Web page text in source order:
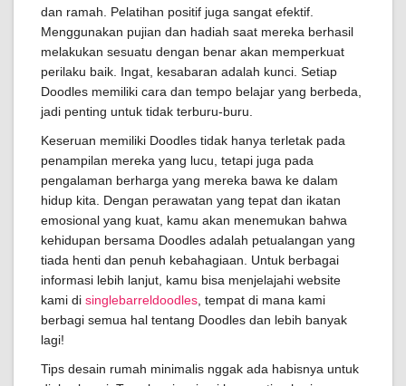
dan ramah. Pelatihan positif juga sangat efektif.
Menggunakan pujian dan hadiah saat mereka berhasil
melakukan sesuatu dengan benar akan memperkuat
perilaku baik. Ingat, kesabaran adalah kunci. Setiap
Doodles memiliki cara dan tempo belajar yang berbeda,
jadi penting untuk tidak terburu-buru.
Keseruan memiliki Doodles tidak hanya terletak pada
penampilan mereka yang lucu, tetapi juga pada
pengalaman berharga yang mereka bawa ke dalam
hidup kita. Dengan perawatan yang tepat dan ikatan
emosional yang kuat, kamu akan menemukan bahwa
kehidupan bersama Doodles adalah petualangan yang
tiada henti dan penuh kebahagiaan. Untuk berbagai
informasi lebih lanjut, kamu bisa menjelajahi website
kami di singlebarreldoodles , tempat di mana kami
berbagi semua hal tentang Doodles dan lebih banyak
lagi!
Tips desain rumah minimalis nggak ada habisnya untuk